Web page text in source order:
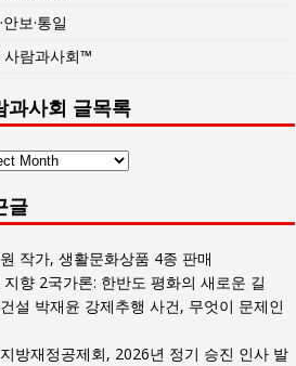
안보·통일
사람과사회™
과사회 글목록
글
작가, 생활문화상품 4종 판매
지향 2국가론: 한반도 평화의 새로운 길
설 박재윤 강제추행 사건, 무엇이 문제인
방재정공제회, 2026년 정기 승진 인사 발